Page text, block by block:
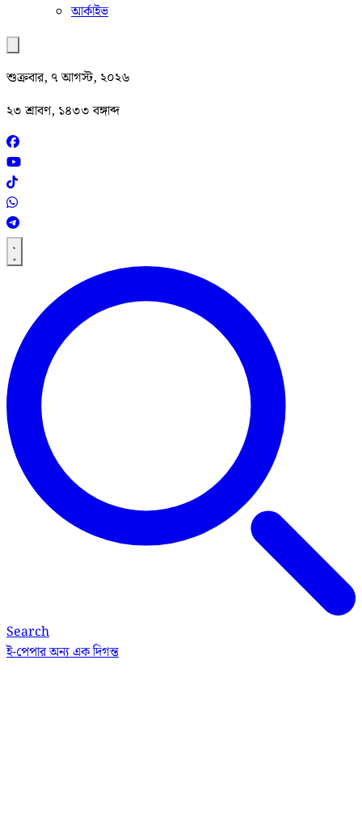
আর্কাইভ
শুক্রবার, ৭ আগস্ট, ২০২৬
২৩ শ্রাবণ, ১৪৩৩ বঙ্গাব্দ
Search
ই-পেপারঅন্য এক দিগন্ত